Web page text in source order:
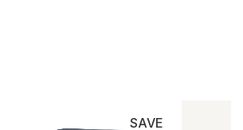
SAVE | Montana